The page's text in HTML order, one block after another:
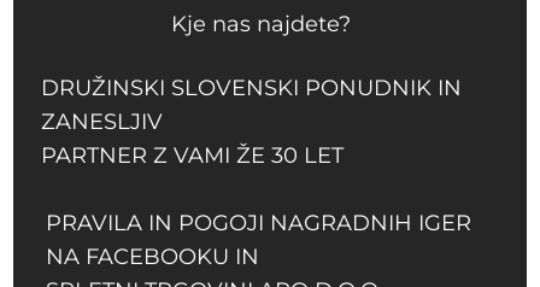
Kje nas najdete?
DRUŽINSKI SLOVENSKI PONUDNIK IN
ZANESLJIV
PARTNER Z VAMI ŽE 30 LET
PRAVILA IN POGOJI NAGRADNIH IGER
NA FACEBOOKU IN